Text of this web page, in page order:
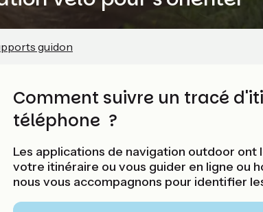
guidon
Comment suivre un tracé
téléphone ?
Les applications de navigation outdoor
votre itinéraire ou vous guider en ligne ou
nous vous accompagnons pour identifier